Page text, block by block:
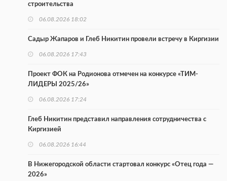
строительства
06.08.2026 18:02
Садыр Жапаров и Глеб Никитин провели встречу в Киргизии
06.08.2026 17:43
Проект ФОК на Родионова отмечен на конкурсе «ТИМ-
ЛИДЕРЫ 2025/26»
06.08.2026 17:24
Глеб Никитин представил направления сотрудничества с
Киргизией
06.08.2026 16:44
В Нижегородской области стартовал конкурс «Отец года —
2026»